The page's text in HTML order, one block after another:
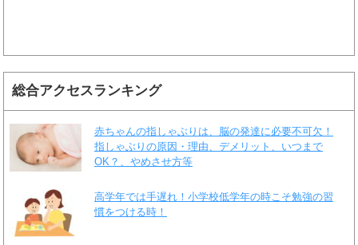
総合アクセスランキング
赤ちゃんの指しゃぶりは、脳の発達に必要不可欠！
指しゃぶりの原因・理由、デメリット、いつまで
OK？、やめさせ方等
高学年では手遅れ！小学校低学年の時こそ勉強の習
慣をつける時！